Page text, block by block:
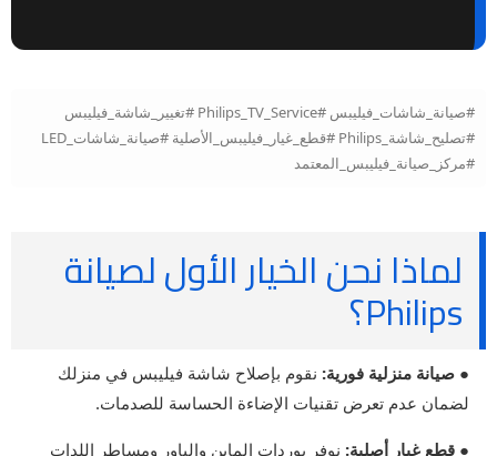
#صيانة_شاشات_فيليبس #Philips_TV_Service #تغيير_شاشة_فيليبس
#تصليح_شاشة_Philips #قطع_غيار_فيليبس_الأصلية #صيانة_شاشات_LED
#مركز_صيانة_فيليبس_المعتمد
لماذا نحن الخيار الأول لصيانة
Philips؟
● صيانة منزلية فورية: نقوم بإصلاح شاشة فيليبس في منزلك
لضمان عدم تعرض تقنيات الإضاءة الحساسة للصدمات.
● قطع غيار أصلية: نوفر بوردات الماين والباور ومساطر اللدات